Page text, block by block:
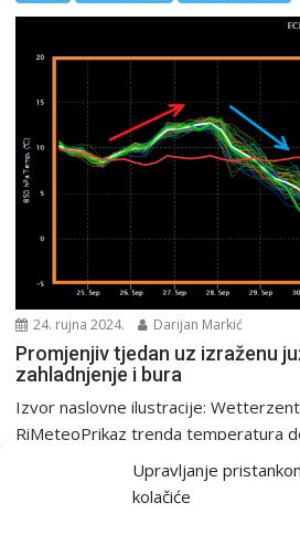
Upravljanje
kolačiće
24. rujna 2024. Darijan Markić
Promjenjiv tjedan uz izraženu
zahladnjenje i bura
Izvor naslovne ilustracije:
RiMeteoPrikaz trenda temperatura
(narančasti okvir). Vidljivo je
PGŽ i Hrvatska